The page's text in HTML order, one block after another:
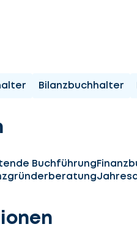
Bilanzbuchhalter
Buchführung